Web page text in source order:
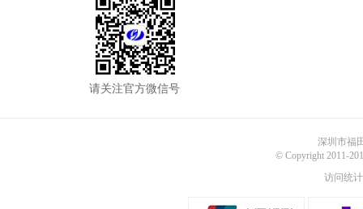
请关注官方微信号
深圳市福
© Copyright 2011-
访问统